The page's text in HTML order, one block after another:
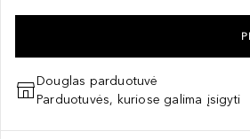
Douglas parduotuvė
Parduotuvės, kuriose galima įsigyti
Praleisti slankiklį